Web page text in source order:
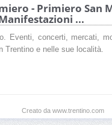
- Primiero San
...
Eventi, concerti, mercati,
Trentino e nelle sue località.
Creato da www.trentino.com